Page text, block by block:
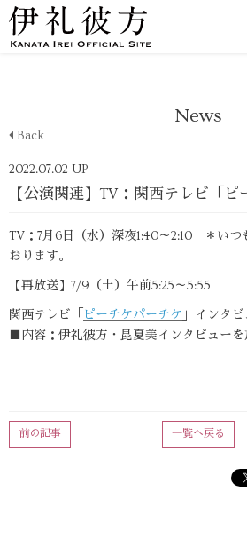
News
Back
2022.07.02 UP
【公演関連】TV：関西テレビ「ピ
TV：7月6日（水）深夜1:40～2:10 ＊いつ
おります。
【再放送】7/9（土）午前5:25～5:55
関西テレビ「 ピーチケパーチケ 」インタビ
■内容：伊礼彼方・昆夏美インタビュー
一覧へ戻る
前の記事